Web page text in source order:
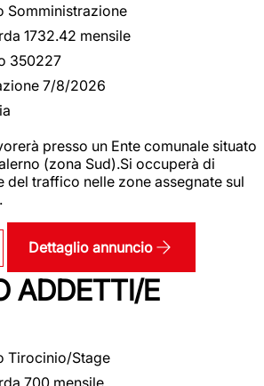
Somministrazione
1732.42 mensile
350227
7/8/2026
presso un Ente comunale situato
(zona Sud).Si occuperà di
del traffico nelle zone assegnate sul
Dettaglio annuncio
ADDETTI/E
Tirocinio/Stage
700 mensile